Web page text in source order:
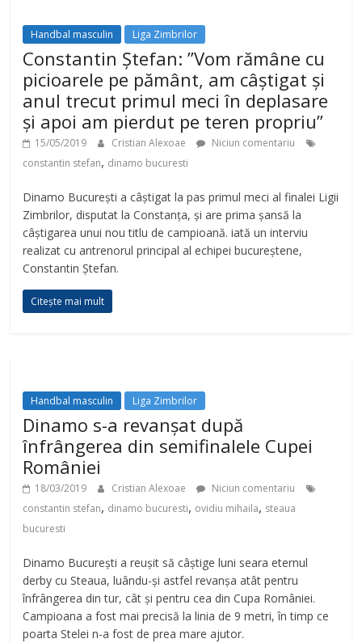
Handbal masculin Liga Zimbrilor
Constantin Ștefan: ”Vom rămâne cu
picioarele pe pământ, am câștigat și
anul trecut primul meci în deplasare
și apoi am pierdut pe teren propriu”
15/05/2019 Cristian Alexoae
Niciun comentariu
constantin stefan, dinamo bucuresti
Dinamo București a câștigat la pas primul meci al finalei Ligii
Zimbrilor, disputat la Constanța, și are prima șansă la
câștigarea unui nou titlu de campioană. iată un interviu
realizat cu antrenorul principal al echipei bucureștene,
Constantin Ștefan.
Citește mai mult
Handbal masculin Liga Zimbrilor
Dinamo s-a revanșat după
înfrângerea din semifinalele Cupei
României
18/03/2019 Cristian Alexoae
Niciun comentariu
constantin stefan, dinamo bucuresti, ovidiu mihaila, steaua
bucuresti
Dinamo București a reușit să câștige luni seara eternul
derby cu Steaua, luându-și astfel revanșa atât pentru
înfrângerea din tur, cât și pentru cea din Cupa României.
Campioana a fost mai precisă la linia de 9 metri, în timp ce
poarta Stelei n-a fost de prea mare ajutor.